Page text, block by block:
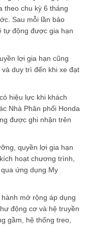
theo chu kỳ 6 tháng
Sau mỗi lần bảo
tự động được gia hạn
lợi gia hạn cũng
duy trì đến khi xe đạt
hiệu lực khi khách
Nhà Phân phối Honda
được ghi nhận trên
quyền lợi gia hạn
hoạt chương trình,
ứng dụng My
mở rộng áp dụng
động cơ và hệ truyền
gầm, hệ thống treo,